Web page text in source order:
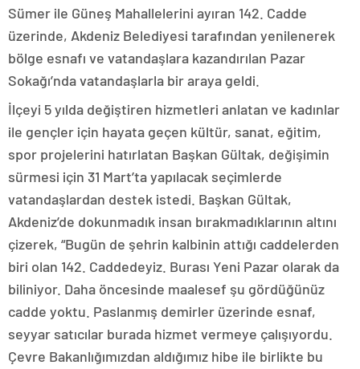
Sümer ile Güneş Mahallelerini ayıran 142. Cadde
üzerinde, Akdeniz Belediyesi tarafından yenilenerek
bölge esnafı ve vatandaşlara kazandırılan Pazar
Sokağı’nda vatandaşlarla bir araya geldi.
İlçeyi 5 yılda değiştiren hizmetleri anlatan ve kadınlar
ile gençler için hayata geçen kültür, sanat, eğitim,
spor projelerini hatırlatan Başkan Gültak, değişimin
sürmesi için 31 Mart’ta yapılacak seçimlerde
vatandaşlardan destek istedi. Başkan Gültak,
Akdeniz’de dokunmadık insan bırakmadıklarının altını
çizerek, “Bugün de şehrin kalbinin attığı caddelerden
biri olan 142. Caddedeyiz. Burası Yeni Pazar olarak da
biliniyor. Daha öncesinde maalesef şu gördüğünüz
cadde yoktu. Paslanmış demirler üzerinde esnaf,
seyyar satıcılar burada hizmet vermeye çalışıyordu.
Çevre Bakanlığımızdan aldığımız hibe ile birlikte bu